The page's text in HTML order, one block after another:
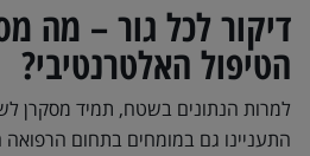
דיקור לכל גור – מה
הטיפול האלטרנטיבי?
למרות הנתונים בשטח, תמיד מסקרן
התעניינו גם במומחים בתחום